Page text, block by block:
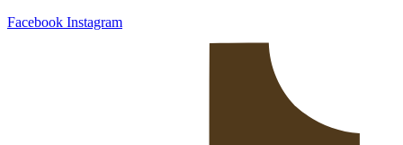
Facebook Instagram